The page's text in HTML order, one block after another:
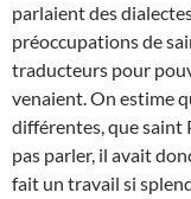
parlaient des
préoccupations de
traducteurs pour
venaient. On estime
différentes, que saint
pas parler, il avait
fait un travail si